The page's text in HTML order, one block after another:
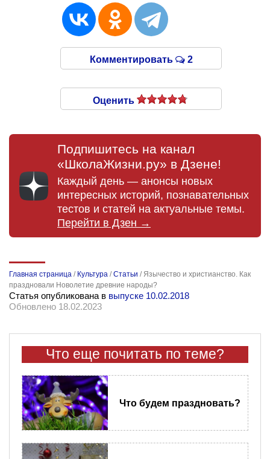
Комментировать 2
Оценить
Подпишитесь на канал
«ШколаЖизни.ру» в Дзене!
Каждый день — анонсы новых
интересных историй, познавательных
тестов и статей на актуальные темы.
Перейти в Дзен →
Главная страница / Культура /Статьи /Язычество и христианство. Как
праздновали Новолетие древние народы?
Статья опубликована в выпуске 10.02.2018
Обновлено 18.02.2023
Что еще почитать по теме?
Что будем праздновать?